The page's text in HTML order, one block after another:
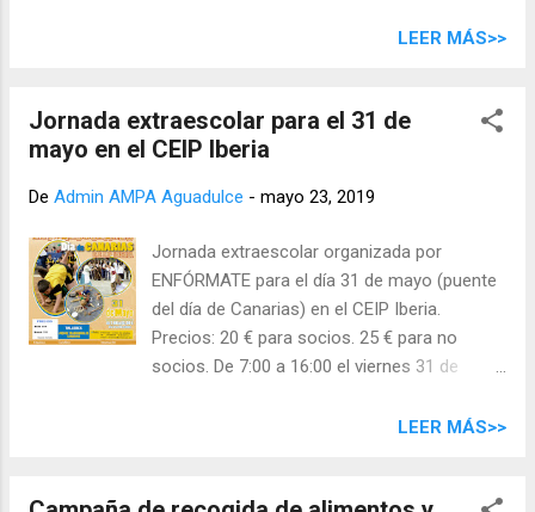
identificarnos mediante DNI y contraseña, iremos rellenando
continuación debemos imprimirlo, firmarlo y llevarlo a la
secretaría del centro con la documentación necesaria (
semana el centro sólo estará abierto lunes, martes y
miércoles .
LEER MÁS>>
Jornada extraescolar para el 31 de
mayo en el CEIP Iberia
De Admin AMPA Aguadulce - mayo 23, 2019
Jornada extraescolar organizada por
ENFÓRMATE para el día 31 de mayo (puente
del día de Canarias) en el CEIP Iberia.
Precios: 20 € para socios. 25 € para no
socios. De 7:00 a 16:00 el viernes 31 de
información: servicios@enformate.net
LEER MÁS>>